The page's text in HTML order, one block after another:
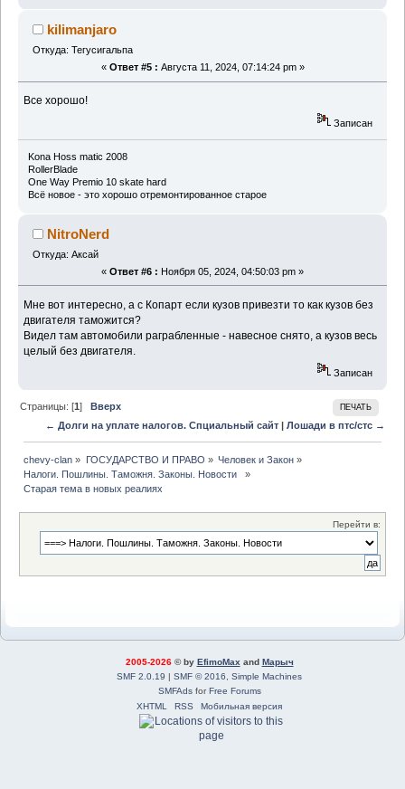
kilimanjaro
Откуда: Тегусигальпа
« Ответ #5 : Августа 11, 2024, 07:14:24 pm »
Все хорошо!
Записан
Kona Hoss matic 2008
RollerBlade
One Way Premio 10 skate hard
Всё новое - это хорошо отремонтированное старое
NitroNerd
Откуда: Аксай
« Ответ #6 : Ноября 05, 2024, 04:50:03 pm »
Мне вот интересно, а с Копарт если кузов привезти то как кузов без
двигателя таможится?
Видел там автомобили раграбленные - навесное снято, а кузов весь
целый без двигателя.
Записан
ПЕЧАТЬ
Страницы: [1]Вверх
← Долги на уплате налогов. Спциальный сайт| Лошади в птс/стс →
chevy-clan » ГОСУДАРСТВО И ПРАВО » Человек и Закон»
Налоги. Пошлины. Таможня. Законы. Новости
»
Старая тема в новых реалиях
Перейти в:
2005-2026© by EfimoMax and Марыч
SMF 2.0.19 | SMF © 2016
Simple Machines
SMFAdsforFree Forums
XHTML
RSS Мобильная версия